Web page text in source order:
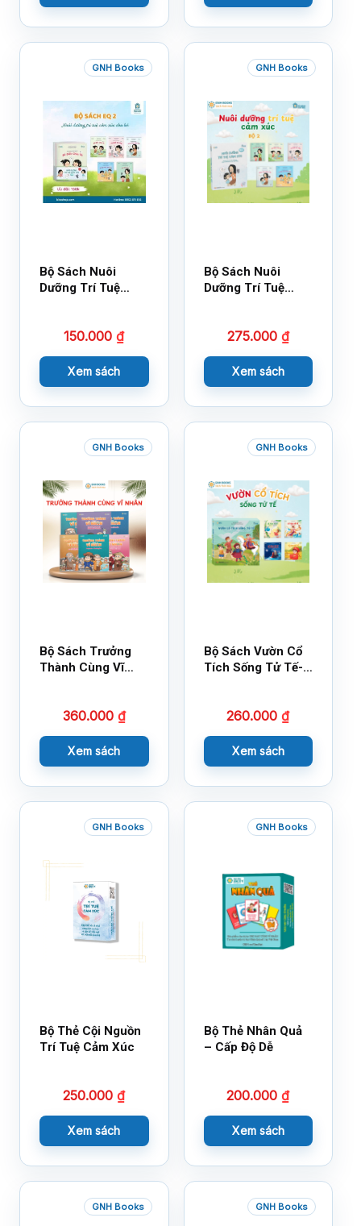
GNH Books
Bộ Sách Nuôi
Dưỡng Trí Tuệ
150.000₫
Xem sách
GNH Books
Bộ Sách Nuôi
Dưỡng Trí Tuệ
275.000 ₫
Xem sách
GNH Books
Bộ Sách Trưởng
Thành Cùng Vĩ
360.000 ₫
Xem sách
GNH Books
Bộ Sách Vườn Cổ
Tích Sống Tử Tế-
260.000₫
Xem sách
GNH Books
Bộ Thẻ Cội Nguồn
Trí Tuệ Cảm Xúc
250.000₫
Xem sách
GNH Books
Bộ Thẻ Nhân Quả
– Cấp Độ Dễ
200.000₫
Xem sách
GNH Books GNH Books